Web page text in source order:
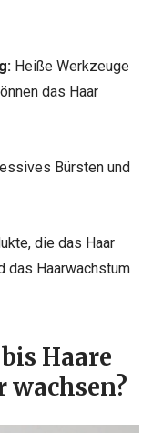
Heiße Werkzeuge
das Haar
Bürsten und
die das Haar
das Haarwachstum
Haare